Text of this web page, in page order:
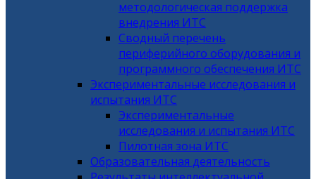
методологическая поддержка
внедрения ИТС
Сводный перечень
периферийного оборудования и
программного обеспечения ИТС
Экспериментальные исследования и
испытания ИТС
Экспериментальные
исследования и испытания ИТС
Пилотная зона ИТС
Образовательная деятельность